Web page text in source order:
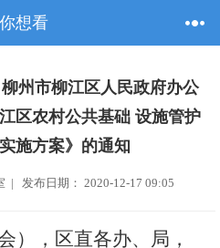
想看
州市柳江区人民政府办公
区农村公共基础 设施管护
施方案》的通知
| 发布日期： 2020-12-17 09:05
），区直各办、局，